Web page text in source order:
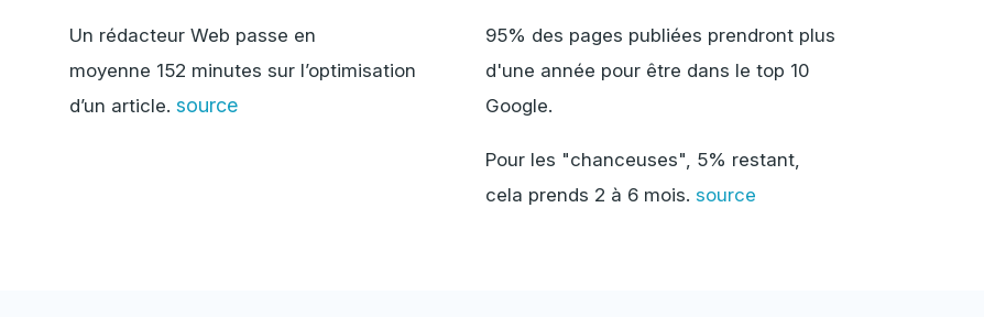
Un rédacteur Web passe en
moyenne 152 minutes sur l’optimisation
d’un article. source
95% des pages publiées prendront plus
d'une année pour être dans le top 10
Google.
Pour les "chanceuses", 5% restant,
cela prends 2 à 6 mois. source